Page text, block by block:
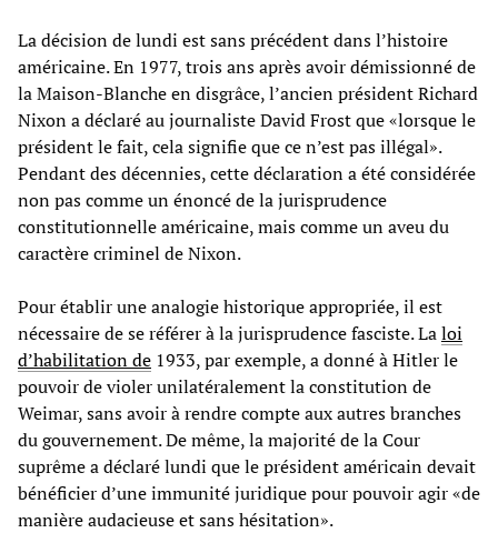
La décision de lundi est sans précédent dans l’histoire
américaine. En 1977, trois ans après avoir démissionné de
la Maison-Blanche en disgrâce, l’ancien président Richard
Nixon a déclaré au journaliste David Frost que «lorsque le
président le fait, cela signifie que ce n’est pas illégal».
Pendant des décennies, cette déclaration a été considérée
non pas comme un énoncé de la jurisprudence
constitutionnelle américaine, mais comme un aveu du
caractère criminel de Nixon.
Pour établir une analogie historique appropriée, il est
nécessaire de se référer à la jurisprudence fasciste. Laloi
d’habilitation de 1933, par exemple, a donné à Hitler le
pouvoir de violer unilatéralement la constitution de
Weimar, sans avoir à rendre compte aux autres branches
du gouvernement. De même, la majorité de la Cour
suprême a déclaré lundi que le président américain devait
bénéficier d’une immunité juridique pour pouvoir agir «de
manière audacieuse et sans hésitation».